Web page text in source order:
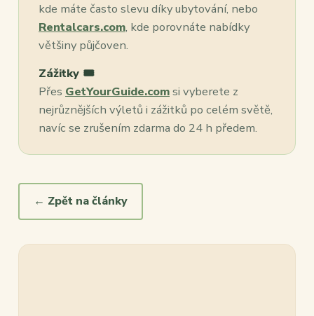
kde máte často slevu díky ubytování, nebo
Rentalcars.com, kde porovnáte nabídky
většiny půjčoven.
Zážitky 🎟️
Přes GetYourGuide.comsi vyberete z
nejrůznějších výletů i zážitků po celém světě,
navíc se zrušením zdarma do 24 h předem.
← Zpět na články